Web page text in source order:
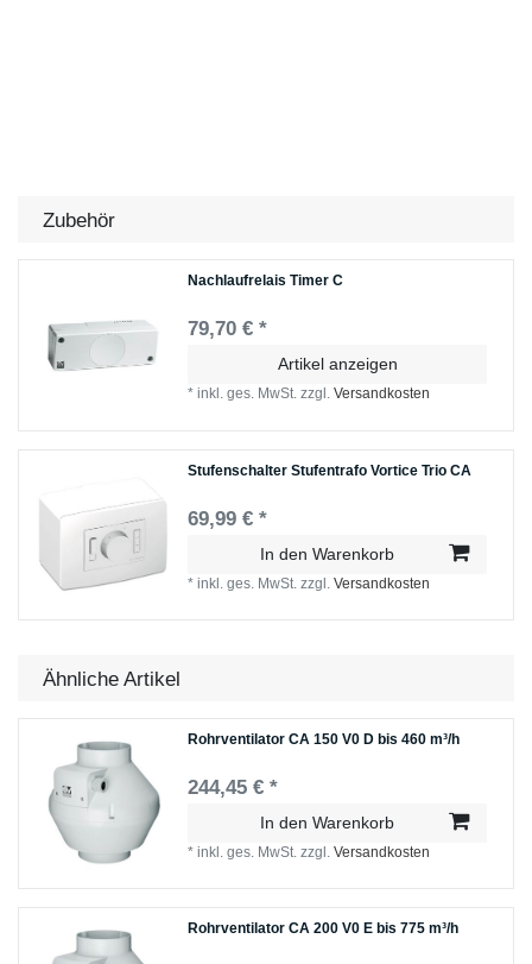
Zubehör
Nachlaufrelais Timer C
79,70 € *
Artikel anzeigen
*inkl. ges. MwSt. zzgl.Versandkosten
Stufenschalter Stufentrafo Vortice Trio CA
69,99 € *
In den Warenkorb
*inkl. ges. MwSt. zzgl.Versandkosten
Ähnliche Artikel
Rohrventilator CA 150 V0 D bis 460 m³/h
244,45 € *
In den Warenkorb
*inkl. ges. MwSt. zzgl.Versandkosten
Rohrventilator CA 200 V0 E bis 775 m³/h